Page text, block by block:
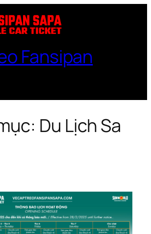
Fansipan
Du Lịch Sa